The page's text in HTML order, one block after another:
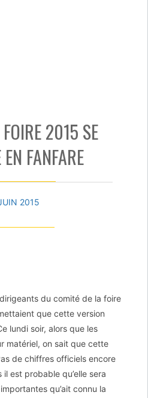
2015 SE
FANFARE
2015
du comité de la foire
que cette version
lundi soir, alors que les
matériel, on sait que cette
de chiffres officiels encore
est probable qu’elle sera
qu’ait connu la